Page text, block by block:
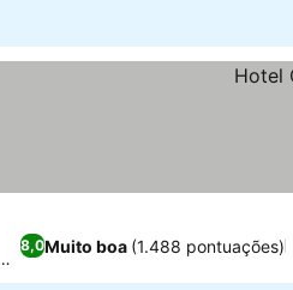
8,0Muito boa (1.488 pontuações)